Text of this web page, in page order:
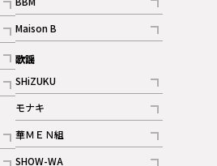
記事
ギャラリー
Maison B
記事
歌謡
SHiZUKU
記事
モナキ
記事
華ＭＥＮ組
記事
SHOW-WA